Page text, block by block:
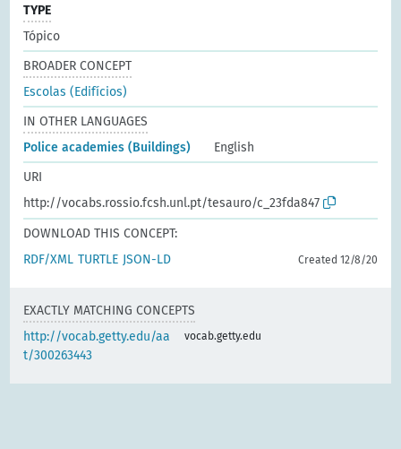
TYPE
Tópico
BROADER CONCEPT
Escolas (Edifícios)
IN OTHER LANGUAGES
Police academies (Buildings)
English
URI
http://vocabs.rossio.fcsh.unl.pt/tesauro/c_23fda847
DOWNLOAD THIS CONCEPT:
RDF/XML TURTLE JSON-LD Created 12/8/20
EXACTLY MATCHING CONCEPTS
http://vocab.getty.edu/aa
t/300263443
vocab.getty.edu